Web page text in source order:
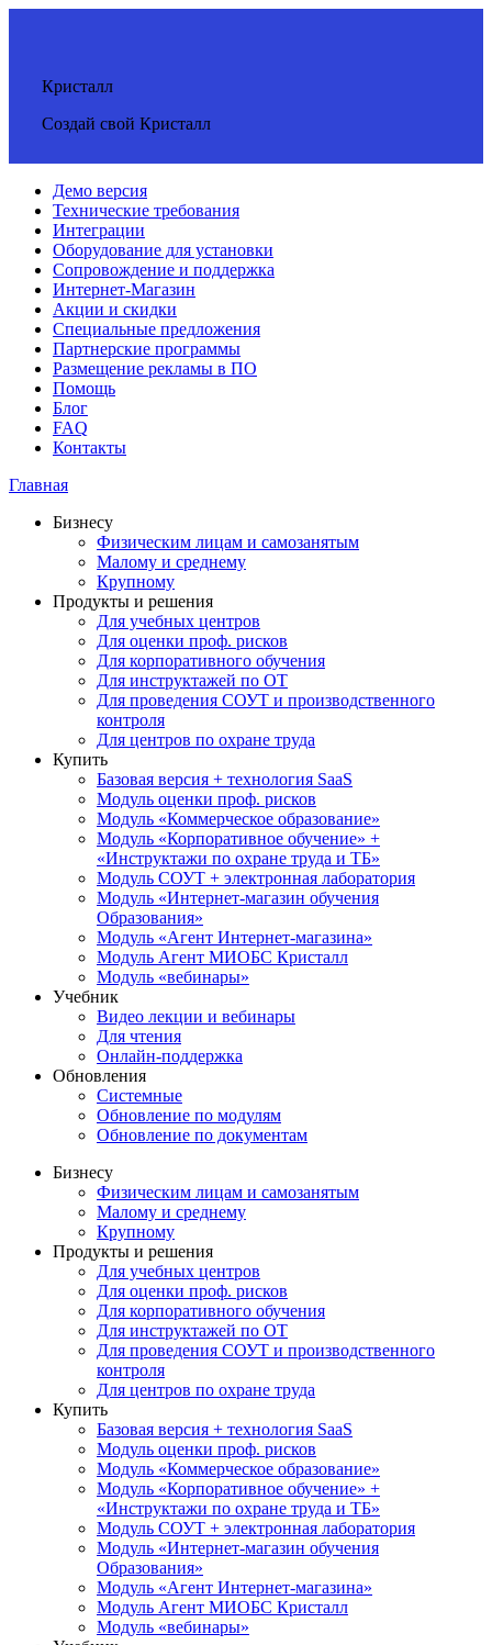
Кристалл
Создай свой Кристалл
Демо версия
Технические требования
Интеграции
Оборудование для установки
Сопровождение и поддержка
Интернет-Магазин
Акции и скидки
Специальные предложения
Партнерские программы
Размещение рекламы в ПО
Помощь
Блог
FAQ
Контакты
Главная
Бизнесу
Физическим лицам и самозанятым
Малому и среднему
Крупному
Продукты и решения
Для учебных центров
Для оценки проф. рисков
Для корпоративного обучения
Для инструктажей по ОТ
Для проведения СОУТ и производственного
контроля
Для центров по охране труда
Купить
Базовая версия + технология SaaS
Модуль оценки проф. рисков
Модуль «Коммерческое образование»
Модуль «Корпоративное обучение» +
«Инструктажи по охране труда и ТБ»
Модуль СОУТ + электронная лаборатория
Модуль «Интернет-магазин обучения
Образования»
Модуль «Агент Интернет-магазина»
Модуль Агент МИОБС Кристалл
Модуль «вебинары»
Учебник
Видео лекции и вебинары
Для чтения
Онлайн-поддержка
Обновления
Системные
Обновление по модулям
Обновление по документам
Бизнесу
Физическим лицам и самозанятым
Малому и среднему
Крупному
Продукты и решения
Для учебных центров
Для оценки проф. рисков
Для корпоративного обучения
Для инструктажей по ОТ
Для проведения СОУТ и производственного
контроля
Для центров по охране труда
Купить
Базовая версия + технология SaaS
Модуль оценки проф. рисков
Модуль «Коммерческое образование»
Модуль «Корпоративное обучение» +
«Инструктажи по охране труда и ТБ»
Модуль СОУТ + электронная лаборатория
Модуль «Интернет-магазин обучения
Образования»
Модуль «Агент Интернет-магазина»
Модуль Агент МИОБС Кристалл
Модуль «вебинары»